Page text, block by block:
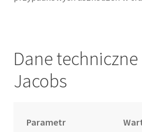
Dane
Jacobs
Parametr